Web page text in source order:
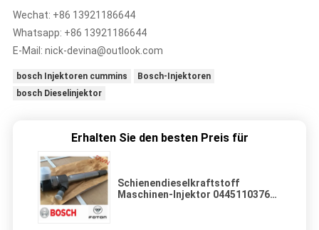
Wechat: +86 13921186644
Whatsapp: +86 13921186644
E-Mail: nick-devina@outlook.com
bosch Injektoren cummins
Bosch-Injektoren
bosch Dieselinjektor
Erhalten Sie den besten Preis für
Schienendieselkraftstoff
Maschinen-Injektor 0445110376